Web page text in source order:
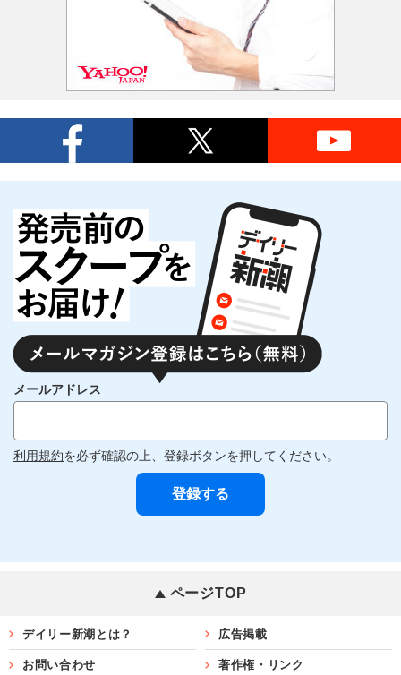
メールアドレス
利用規約を必ず確認の上、登録ボタンを押してください。
ページTOP
デイリー新潮とは？ 広告掲載
お問い合わせ 著作権・リンク